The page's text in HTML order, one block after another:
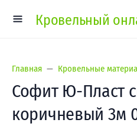
Кровельный
Главная Кровельные
Софит Ю-Пласт
коричневый 3м